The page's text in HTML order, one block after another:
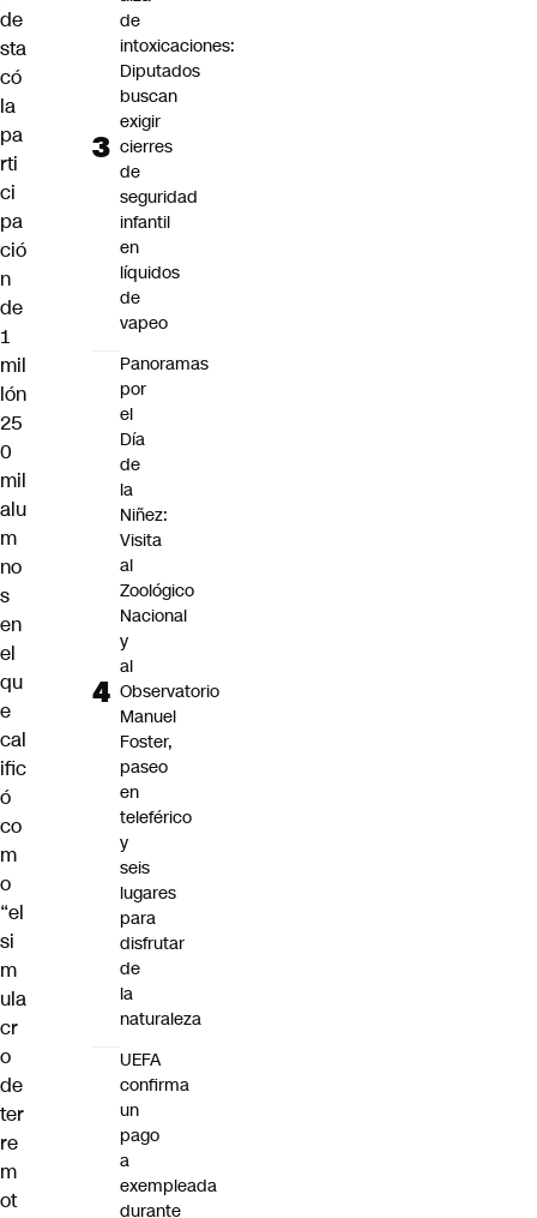
de
sta
có
la
pa
rti
ci
pa
ció
n
de
1
mil
lón
25
0
mil
alu
m
no
s
en
el
qu
e
cal
ific
ó
co
m
o
“el
si
m
ula
cr
o
de
ter
re
m
ot
de
intoxicaciones:
Diputados
buscan
exigir
cierres
de
seguridad
infantil
en
líquidos
de
vapeo
Panoramas
por
el
Día
de
la
Niñez:
Visita
al
Zoológico
Nacional
y
al
Observatorio
Manuel
Foster,
paseo
en
teleférico
y
seis
lugares
para
disfrutar
de
la
naturaleza
UEFA
confirma
un
pago
a
exempleada
durante